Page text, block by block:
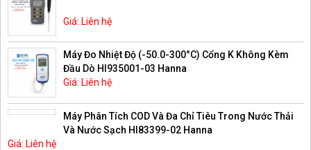
Giá: Liên hệ
Máy Đo Nhiệt Độ (-50.0-300°C) Cổng K Không Kèm
Đầu Dò HI935001-03 Hanna
Giá: Liên hệ
Máy Phân Tích COD Và Đa Chỉ Tiêu Trong Nước Thải
Và Nước Sạch HI83399-02 Hanna
Giá: Liên hệ